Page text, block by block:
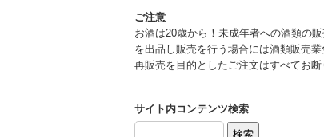
ご注意
お酒は20歳から！未成年者への酒類の
を出品し販売を行う場合には酒類販売
再販売を目的としたご注文はすべてお断
サイト内コンテンツ検索